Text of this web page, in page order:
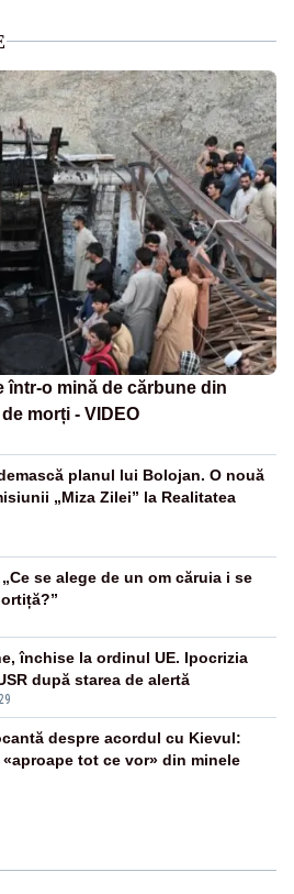
într-o mină de cărbune din
morți - VIDEO
planul lui Bolojan. O nouă
„Miza Zilei” la Realitatea
se alege de un om căruia i se
închise la ordinul UE. Ipocrizia
după starea de alertă
despre acordul cu Kievul:
tot ce vor» din minele